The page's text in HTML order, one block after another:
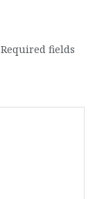
Required fields